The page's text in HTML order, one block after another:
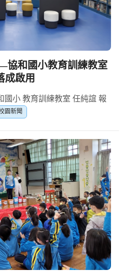
協和國小教育訓練教室
成啟用
國小 教育訓練教室 任純誼 報
園新聞